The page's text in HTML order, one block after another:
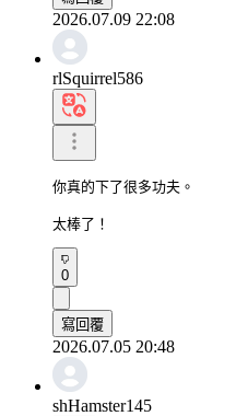
2026.07.09 22:08
rlSquirrel586
你真的下了很多功夫。
太棒了！
0
寫回覆
2026.07.05 20:48
shHamster145